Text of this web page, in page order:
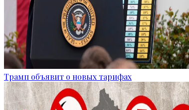
Трамп объявит о новых тарифах